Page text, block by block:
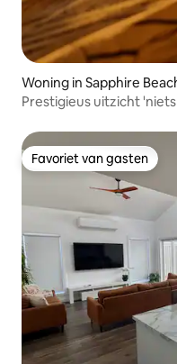
Woning in Sapphire
Favoriet van gasten
Favoriet van gasten